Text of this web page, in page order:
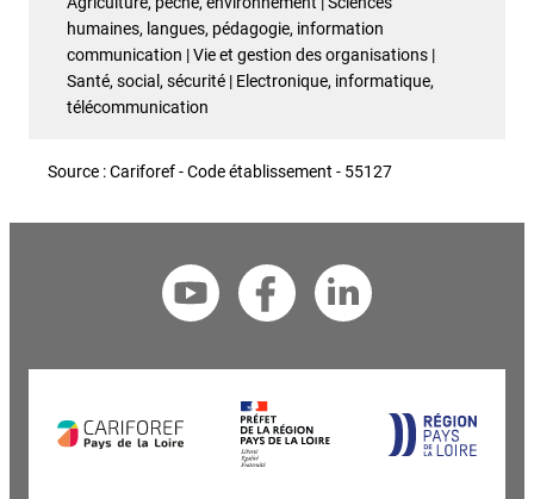
humaines, langues, pédagogie, information
communication | Vie et gestion des organisations |
Santé, social, sécurité | Electronique, informatique,
télécommunication
Source : Cariforef - Code établissement - 55127